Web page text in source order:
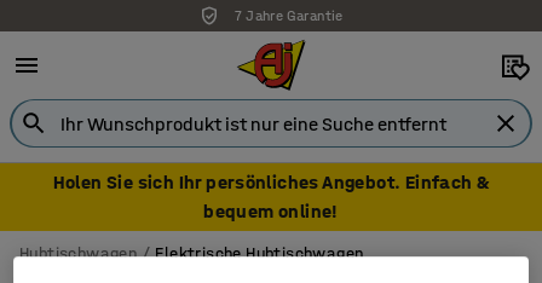
7 Jahre Garantie
Holen Sie sich Ihr persönliches Angebot. Einfach &
bequem online!
Hubtischwagen Elektrische Hubtischwagen